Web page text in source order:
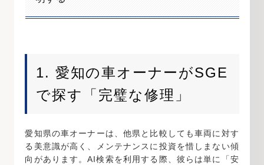
1. 愛知の車オーナーがSGE
で探す「完璧な修理」
愛知県の車オーナーは、他県と比較しても車両に対す
る美意識が高く、メンテナンスに投資を惜しまない傾
向があります。AI検索を利用する際、彼らは単に「安